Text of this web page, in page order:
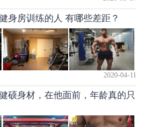
身房训练的人 有哪些差距？
2020-04-11
硕身材，在他面前，年龄真的只